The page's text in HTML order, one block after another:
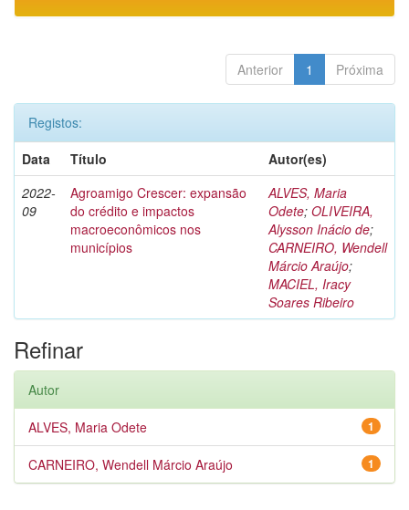
Anterior 1 Próxima
Registos:
Data
Título
Autor(es)
2022-
09
Agroamigo Crescer: expansão
do crédito e impactos
macroeconômicos nos
municípios
ALVES, Maria
Odete; OLIVEIRA,
Alysson Inácio de;
CARNEIRO, Wendell
Márcio Araújo;
MACIEL, Iracy
Soares Ribeiro
Refinar
Autor
1
ALVES, Maria Odete
1
CARNEIRO, Wendell Márcio Araújo